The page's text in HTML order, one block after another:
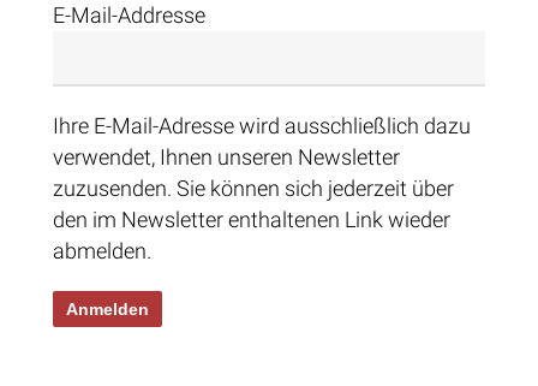
E-Mail-Addresse
Ihre E-Mail-Adresse wird ausschließlich dazu
verwendet, Ihnen unseren Newsletter
zuzusenden. Sie können sich jederzeit über
den im Newsletter enthaltenen Link wieder
abmelden.